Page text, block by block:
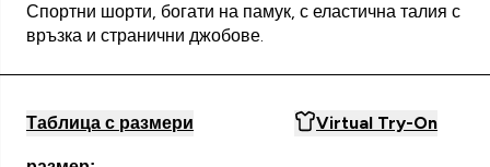
Спортни шорти, богати на памук, с еластична талия с
връзка и странични джобове.
Таблица с размери Virtual Try-On